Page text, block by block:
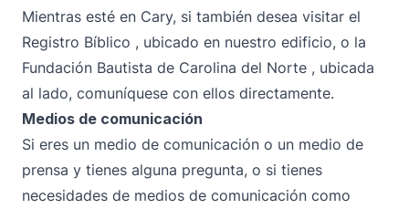
Mientras esté en Cary, si también desea visitar el
Registro Bíblico , ubicado en nuestro edificio, o la
Fundación Bautista de Carolina del Norte , ubicada
al lado, comuníquese con ellos directamente.
Medios de comunicación
Si eres un medio de comunicación o un medio de
prensa y tienes alguna pregunta, o si tienes
necesidades de medios de comunicación como